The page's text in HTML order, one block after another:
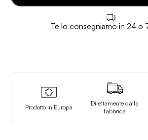
Te lo consegniamo in 24 o
Prodotto in Europa
Direttamente dalla
fabbrica